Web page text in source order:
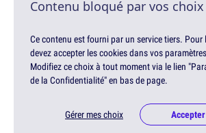
Contenu bloqué par vos
Ce contenu est fourni par un service tiers. Pour
devez accepter les cookies dans vos
Modifiez ce choix à tout moment via le lien
de la Confidentialité" en bas de page.
Gérer mes choix